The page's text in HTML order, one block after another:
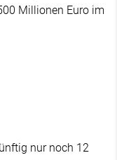
Millionen Euro im
nur noch 12